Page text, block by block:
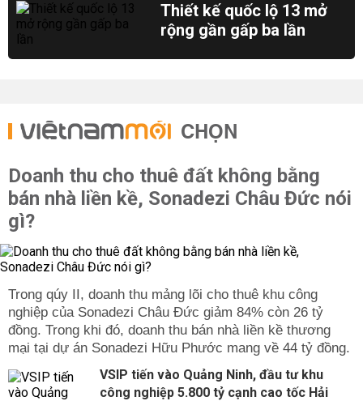
Thiết kế quốc lộ 13 mở
rộng gần gấp ba lần
CHỌN
Doanh thu cho thuê đất không bằng
bán nhà liền kề, Sonadezi Châu Đức nói
gì?
Trong qúy II, doanh thu mảng lõi cho thuê khu công
nghiệp của Sonadezi Châu Đức giảm 84% còn 26 tỷ
đồng. Trong khi đó, doanh thu bán nhà liền kề thương
mại tại dự án Sonadezi Hữu Phước mang về 44 tỷ đồng.
VSIP tiến vào Quảng Ninh, đầu tư khu
công nghiệp 5.800 tỷ cạnh cao tốc Hải